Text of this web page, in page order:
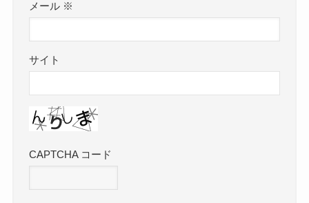
メール ※
サイト
CAPTCHA コード